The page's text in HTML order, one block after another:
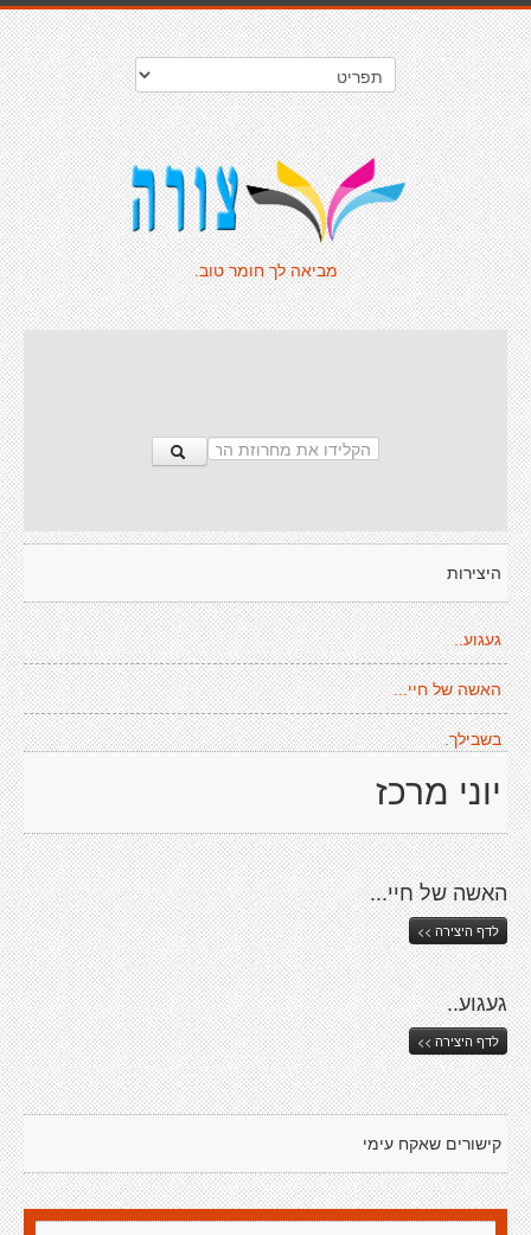
מביאה לך חומר טוב.
היצירות
געגוע..
האשה של חיי...
בשבילך.
יוני מרכז
האשה של חיי...
לדף היצירה >>
געגוע..
לדף היצירה >>
קישורים שאקח עימי